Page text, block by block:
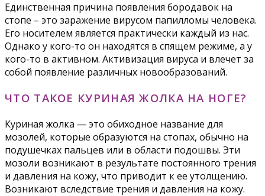
Единственная причина появления бородавок на
стопе – это заражение вирусом папилломы человека.
Его носителем является практически каждый из нас.
Однако у кого-то он находятся в спящем режиме, а у
кого-то в активном. Активизация вируса и влечет за
собой появление различных новообразований.
ЧТО ТАКОЕ КУРИНАЯ ЖОЛКА НА НОГЕ?
Куриная жолка — это обиходное название для
мозолей, которые образуются на стопах, обычно на
подушечках пальцев или в области подошвы. Эти
мозоли возникают в результате постоянного трения
и давления на кожу, что приводит к ее утолщению.
Возникают вследствие трения и давления на кожу.